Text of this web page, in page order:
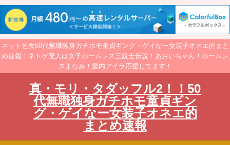
ネット乞食50代無職独身ガチホモ童貞ギング・ゲイなー女装子オネエ的まと
め速報！ネトゲ廃人は女子ホームレス三銃士伝説！あおいちゃん！ホームレ
スまなみ！愛内アイラ応援してます！
真・モリ・タダッフル2！！50
代無職独身ガチホモ童貞ギン
グ・ゲイなー女装子オネエ的
まとめ速報